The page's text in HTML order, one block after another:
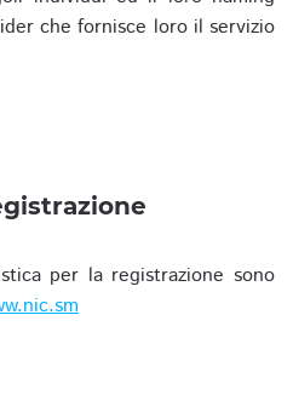
che fornisce loro il servizio
per la registrazione sono